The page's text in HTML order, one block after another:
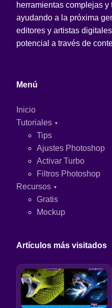
herramientas complejas
ayudando a la próxima
editores y artistas
potencial a través de
Menú
Inicio
Tutoriales
Tips
Ajustes Photoshop
Activar Turbo
Filtros Photoshop
Recursos
Gratis
Mockup
Artículos más visitados